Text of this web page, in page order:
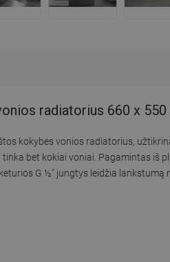
radiatorius 660 x
kokybės vonios radiatorius,
tinka bet kokiai voniai. Pagamintas iš
G ½″ jungtys leidžia